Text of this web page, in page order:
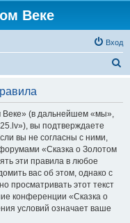
Веке
Вход
Веке» (в дальнейшем «мы»,
вы подтверждаете
вы не согласны с ними,
«Сказка о Золотом
эти правила в любое
вас об этом, однако с
просматривать этот текст
конференции «Сказка о
условий означает ваше